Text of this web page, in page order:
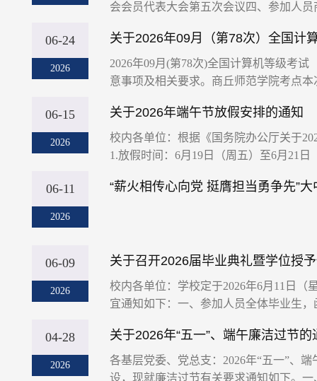
会会员代表大会第五次会议四、参加人
06-24
2026
关于2026年09月（第78次）全国计
2026年09月(第78次)全国计算机等级考
意事项及相关要求。商丘师范学院考点
06-15
2026
关于2026年端午节放假安排的通知
校内各单位：根据《国务院办公厅关于
1.放假时间：6月19日（周五）至6月21
06-11
2026
“薪火相传心向党 挺膺担当勇争先”
06-09
2026
关于召开2026届毕业典礼暨学位授
校内各单位：学校定于2026年6月11日（
宜通知如下：一、参加人员全体毕业生
04-28
2026
关于2026年“五一”、端午廉洁过节的
各基层党委、党总支：2026年“五一”、
设，现就廉洁过节有关要求通知如下。